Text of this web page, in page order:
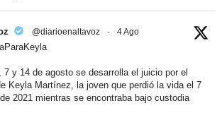
@diarioenaltavoz · 4 Ago
7 y 14 de agosto se desarrolla el juicio por el
Keyla Martínez, la joven que perdió la vida el 7
2021 mientras se encontraba bajo custodia